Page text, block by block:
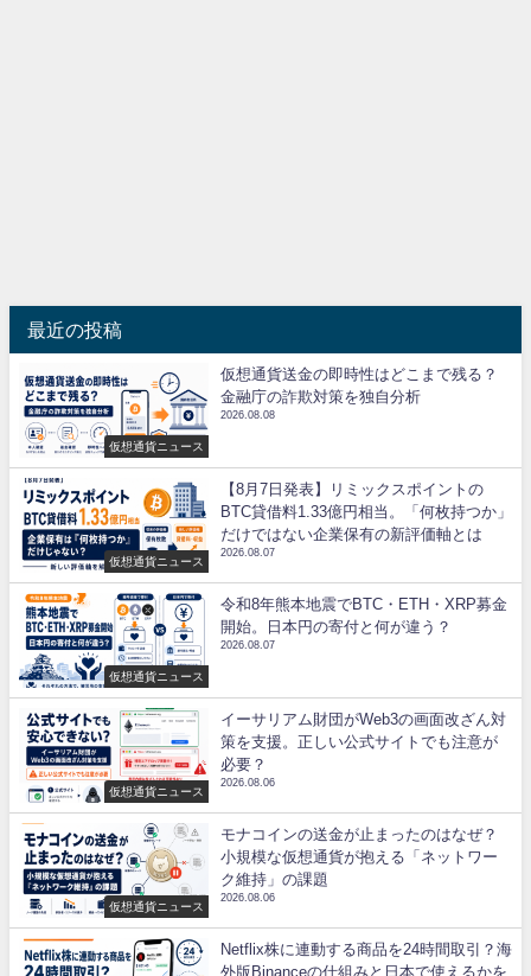
最近の投稿
仮想通貨ニュース
仮想通貨送金の即時性はどこまで残る？
金融庁の詐欺対策を独自分析
2026.08.08
仮想通貨ニュース
【8月7日発表】リミックスポイントの
BTC貸借料1.33億円相当。「何枚持つか」
だけではない企業保有の新評価軸とは
2026.08.07
仮想通貨ニュース
令和8年熊本地震でBTC・ETH・XRP募金
開始。日本円の寄付と何が違う？
2026.08.07
仮想通貨ニュース
イーサリアム財団がWeb3の画面改ざん対
策を支援。正しい公式サイトでも注意が
必要？
2026.08.06
仮想通貨ニュース
モナコインの送金が止まったのはなぜ？
小規模な仮想通貨が抱える「ネットワー
ク維持」の課題
2026.08.06
Netflix株に連動する商品を24時間取引？海
外版Binanceの仕組みと日本で使えるかを